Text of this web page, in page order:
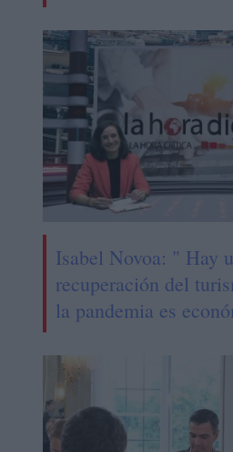
Isabel Novoa: " Hay
recuperación del
la pandemia es